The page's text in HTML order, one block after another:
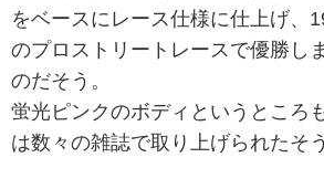
をベースにレース仕様に仕上げ、
のプロストリートレースで優勝し
のだそう。
蛍光ピンクのボディというところ
は数々の雑誌で取り上げられたそ